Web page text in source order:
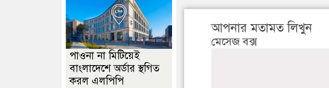
আপনার মতামত লিখুন
মেসেজ বক্স
পাওনা না মিটিয়েই
বাংলাদেশে অর্ডার স্থগিত
করল এলপিপি